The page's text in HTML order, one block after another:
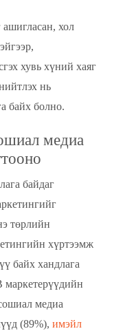
ашигласан, хол
хувь хүний хаяг
нь
байх болно.
медиа
байдаг
төрлийн
хүртээмж
байх хандлага
маркетерүүдийн
медиа
(89%), имэйл